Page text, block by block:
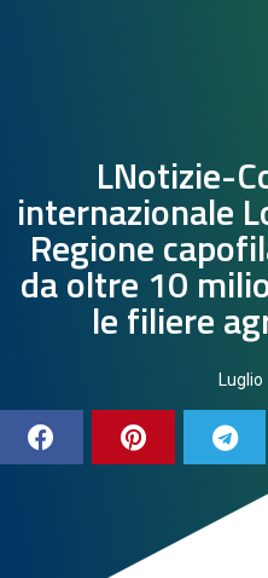
LNotizie-
internazionale
Regione
da oltre 10
le filiere
Luglio